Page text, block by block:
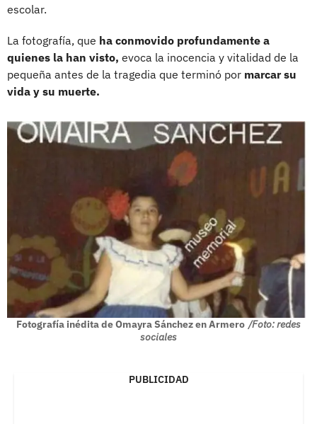
escolar.
La fotografía, que ha conmovido profundamente a
quienes la han visto, evoca la inocencia y vitalidad de la
pequeña antes de la tragedia que terminó por marcar su
vida y su muerte.
Fotografía inédita de Omayra Sánchez en Armero /Foto: redes
sociales
PUBLICIDAD